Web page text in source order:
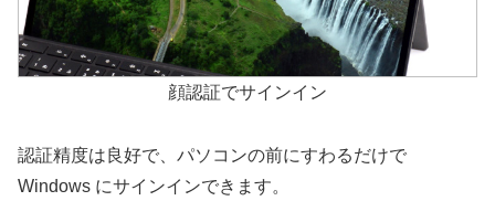
顔認証でサインイン
認証精度は良好で、パソコンの前にすわるだけで
Windows にサインインできます。